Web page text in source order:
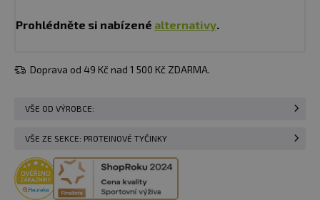
Prohlédněte si nabízené alternativy.
Doprava od 49 Kč nad 1 500 Kč ZDARMA.
VŠE OD VÝROBCE:
VŠE ZE SEKCE: PROTEINOVÉ TYČINKY